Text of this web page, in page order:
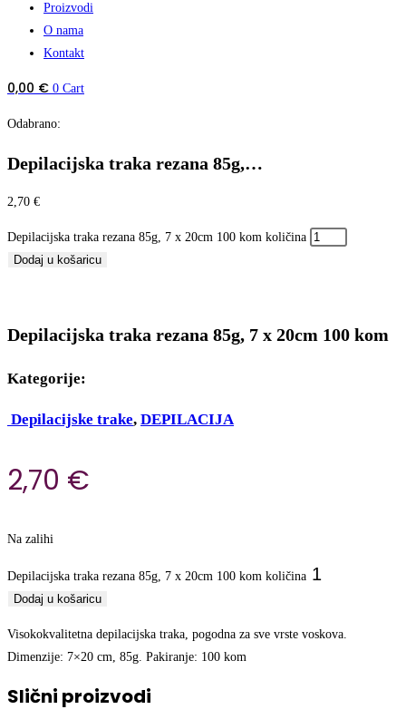
Proizvodi
O nama
Kontakt
0,00 € 0 Cart
Odabrano:
Depilacijska traka rezana 85g,…
2,70 €
Depilacijska traka rezana 85g, 7 x 20cm 100 kom količina
Dodaj u košaricu
Depilacijska traka rezana 85g, 7 x 20cm 100 kom
Kategorije:
Depilacijske trake, DEPILACIJA
2,70 €
Na zalihi
Depilacijska traka rezana 85g, 7 x 20cm 100 kom količina
Dodaj u košaricu
Visokokvalitetna depilacijska traka, pogodna za sve vrste voskova.
Dimenzije: 7×20 cm, 85g. Pakiranje: 100 kom
Slični proizvodi